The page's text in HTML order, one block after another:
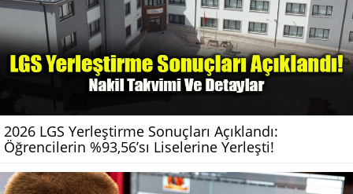
2026 LGS Yerleştirme Sonuçları Açıklandı:
Öğrencilerin %93,56’sı Liselerine Yerleşti!